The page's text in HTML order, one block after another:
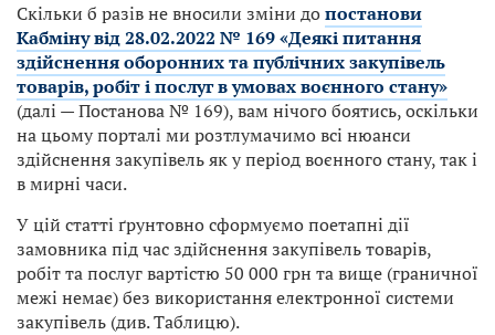
Скільки б разів не вносили зміни допостанови
Кабміну від 28.02.2022 № 169 «Деякі питання
здійснення оборонних та публічних закупівель
товарів, робіт і послуг в умовах воєнного стану»
(далі — Постанова № 169), вам нічого боятись, оскільки
на цьому порталі ми розтлумачимо всі нюанси
здійснення закупівель як у період воєнного стану, так і
в мирні часи.
У цій статті ґрунтовно сформуємо поетапні дії
замовника під час здійснення закупівель товарів,
робіт та послуг вартістю 50 000 грн та вище (граничної
межі немає) без використання електронної системи
закупівель (див. Таблицю).